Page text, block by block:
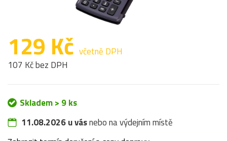
129 Kč včetně DPH
107 Kč bez DPH
Skladem > 9 ks
11.08.2026 u vásnebo na výdejním místě